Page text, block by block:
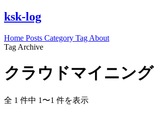
ksk-log
Home Posts Category Tag About
Tag Archive
クラウドマイニング
全 1 件中 1〜1 件を表示